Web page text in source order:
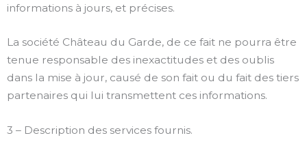
informations à jours, et précises.
La société Château du Garde, de ce fait ne pourra être
tenue responsable des inexactitudes et des oublis
dans la mise à jour, causé de son fait ou du fait des tiers
partenaires qui lui transmettent ces informations.
3 – Description des services fournis.